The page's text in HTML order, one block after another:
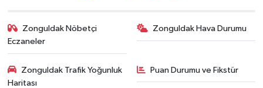
Zonguldak Nöbetçi
Eczaneler
Zonguldak Hava Durumu
Zonguldak Trafik Yoğunluk
Haritası
Puan Durumu ve Fikstür